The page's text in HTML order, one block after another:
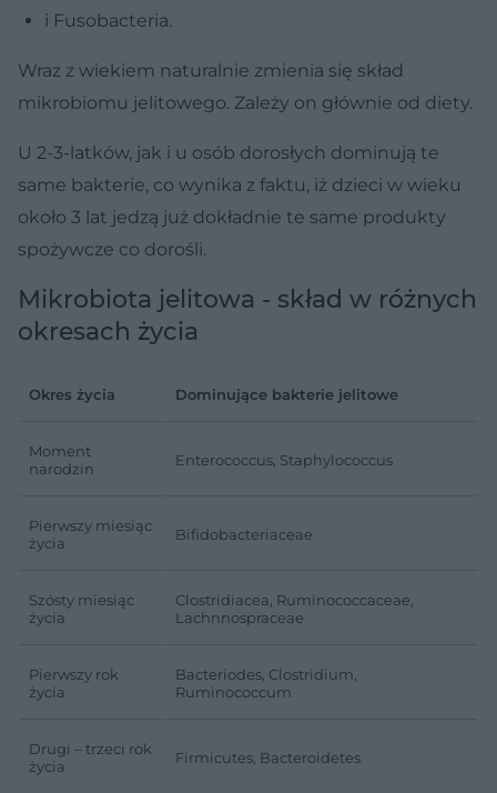
i Fusobacteria.
Wraz z wiekiem naturalnie zmienia się skład
mikrobiomu jelitowego. Zależy on głównie od diety.
U 2-3-latków, jak i u osób dorosłych dominują te
same bakterie, co wynika z faktu, iż dzieci w wieku
około 3 lat jedzą już dokładnie te same produkty
spożywcze co dorośli.
Mikrobiota jelitowa - skład w różnych
okresach życia
Okres życia Dominujące bakterie jelitowe
Moment
narodzin
Enterococcus, Staphylococcus
Pierwszy miesiąc
życia
Bifidobacteriaceae
Szósty miesiąc
życia
Clostridiacea, Ruminococcaceae,
Lachnnospraceae
Pierwszy rok
życia
Bacteriodes, Clostridium,
Ruminococcum
Drugi – trzeci rok
życia
Firmicutes, Bacteroidetes